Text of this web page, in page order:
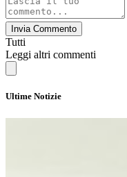
Invia Commento
Tutti
Leggi altri commenti
Ultime Notizie